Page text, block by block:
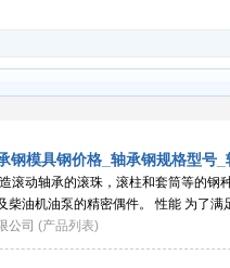
钢模具钢价格_轴承钢规格型号
滚动轴承的滚珠，滚柱和套筒等的钢
柴油机油泵的精密偶件。 性能 为了满
以下一些基本的性
公司 (产品列表)